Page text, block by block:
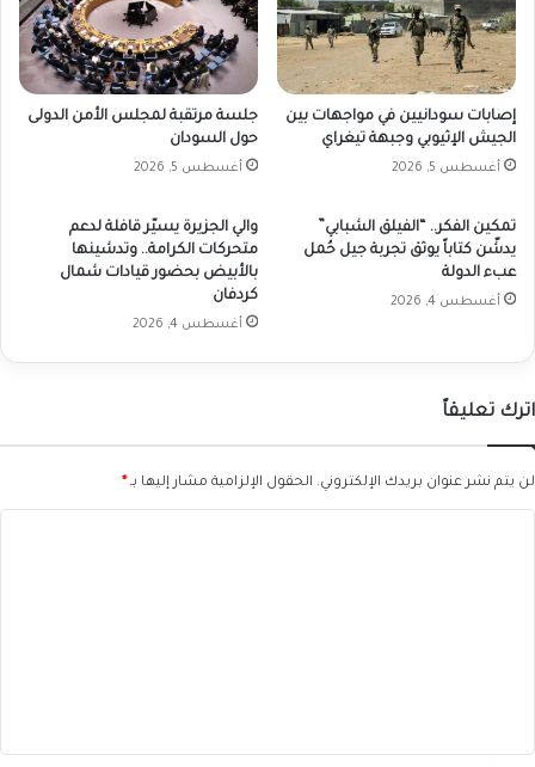
إصابات سودانيين في مواجهات بين
الجيش الإثيوبي وجبهة تيغراي
أغسطس 5, 2026
جلسة مرتقبة لمجلس الأمن الدولى
حول السودان
أغسطس 5, 2026
تمكين الفكر.. “الفيلق الشبابي”
يدشّن كتاباً يوثق تجربة جيل حُمل
عبء الدولة
أغسطس 4, 2026
والي الجزيرة يسيّر قافلة لدعم
متحركات الكرامة.. وتدشينها
بالأبيض بحضور قيادات شمال
كردفان
أغسطس 4, 2026
اترك تعليقاً
لن يتم نشر عنوان بريدك الإلكتروني. الحقول الإلزامية مشار إليها بـ*